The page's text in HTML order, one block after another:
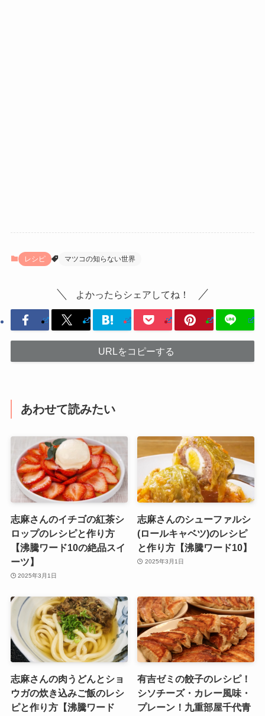
レシピ マツコの知らない世界
よかったらシェアしてね！
URLをコピーする
あわせて読みたい
志麻さんのイチゴの紅茶シ
ロップのレシピと作り方
【沸騰ワード10の絶品スイ
ーツ】
2025年3月1日
志麻さんのシューファルシ
(ロールキャベツ)のレシピ
と作り方【沸騰ワード10】
2025年3月1日
志麻さんの肉うどんとショ
ウガの炊き込みご飯のレシ
ピと作り方【沸騰ワード
有吉ゼミの餃子のレシピ！
シソチーズ・カレー風味・
プレーン！九重部屋千代青